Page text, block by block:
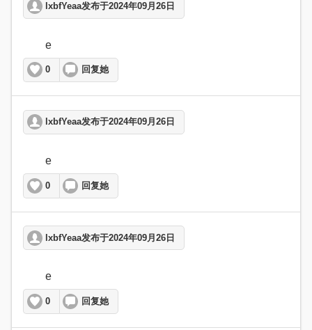
lxbfYeaa发布于2024年09月26日
	e
0 回复她
lxbfYeaa发布于2024年09月26日
	e
0 回复她
lxbfYeaa发布于2024年09月26日
	e
0 回复她